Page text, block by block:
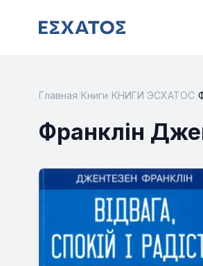
Главная Книги КНИГИ ЭСХАТОС
Франклін